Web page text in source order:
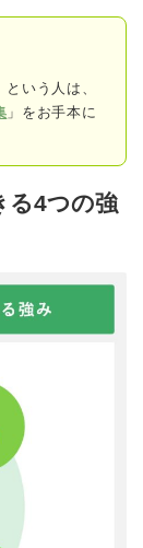
いう人は、
」をお手本に
る4つの強